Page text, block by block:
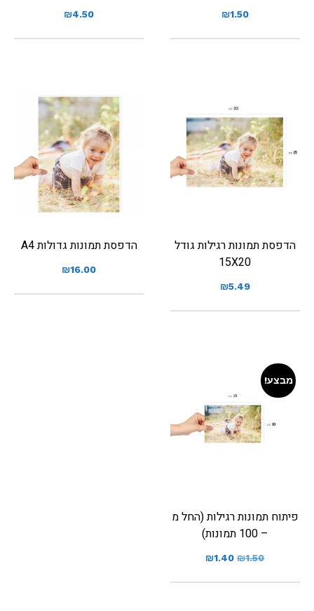
₪1.50
₪4.50
הדפסת תמונות רגילות גודל
15X20
₪5.49
הדפסת תמונות גדולות A4
₪16.00
מבצע!
פיתוח תמונות רגילות (החל מ
– 100 תמונות)
₪1.50
₪1.40